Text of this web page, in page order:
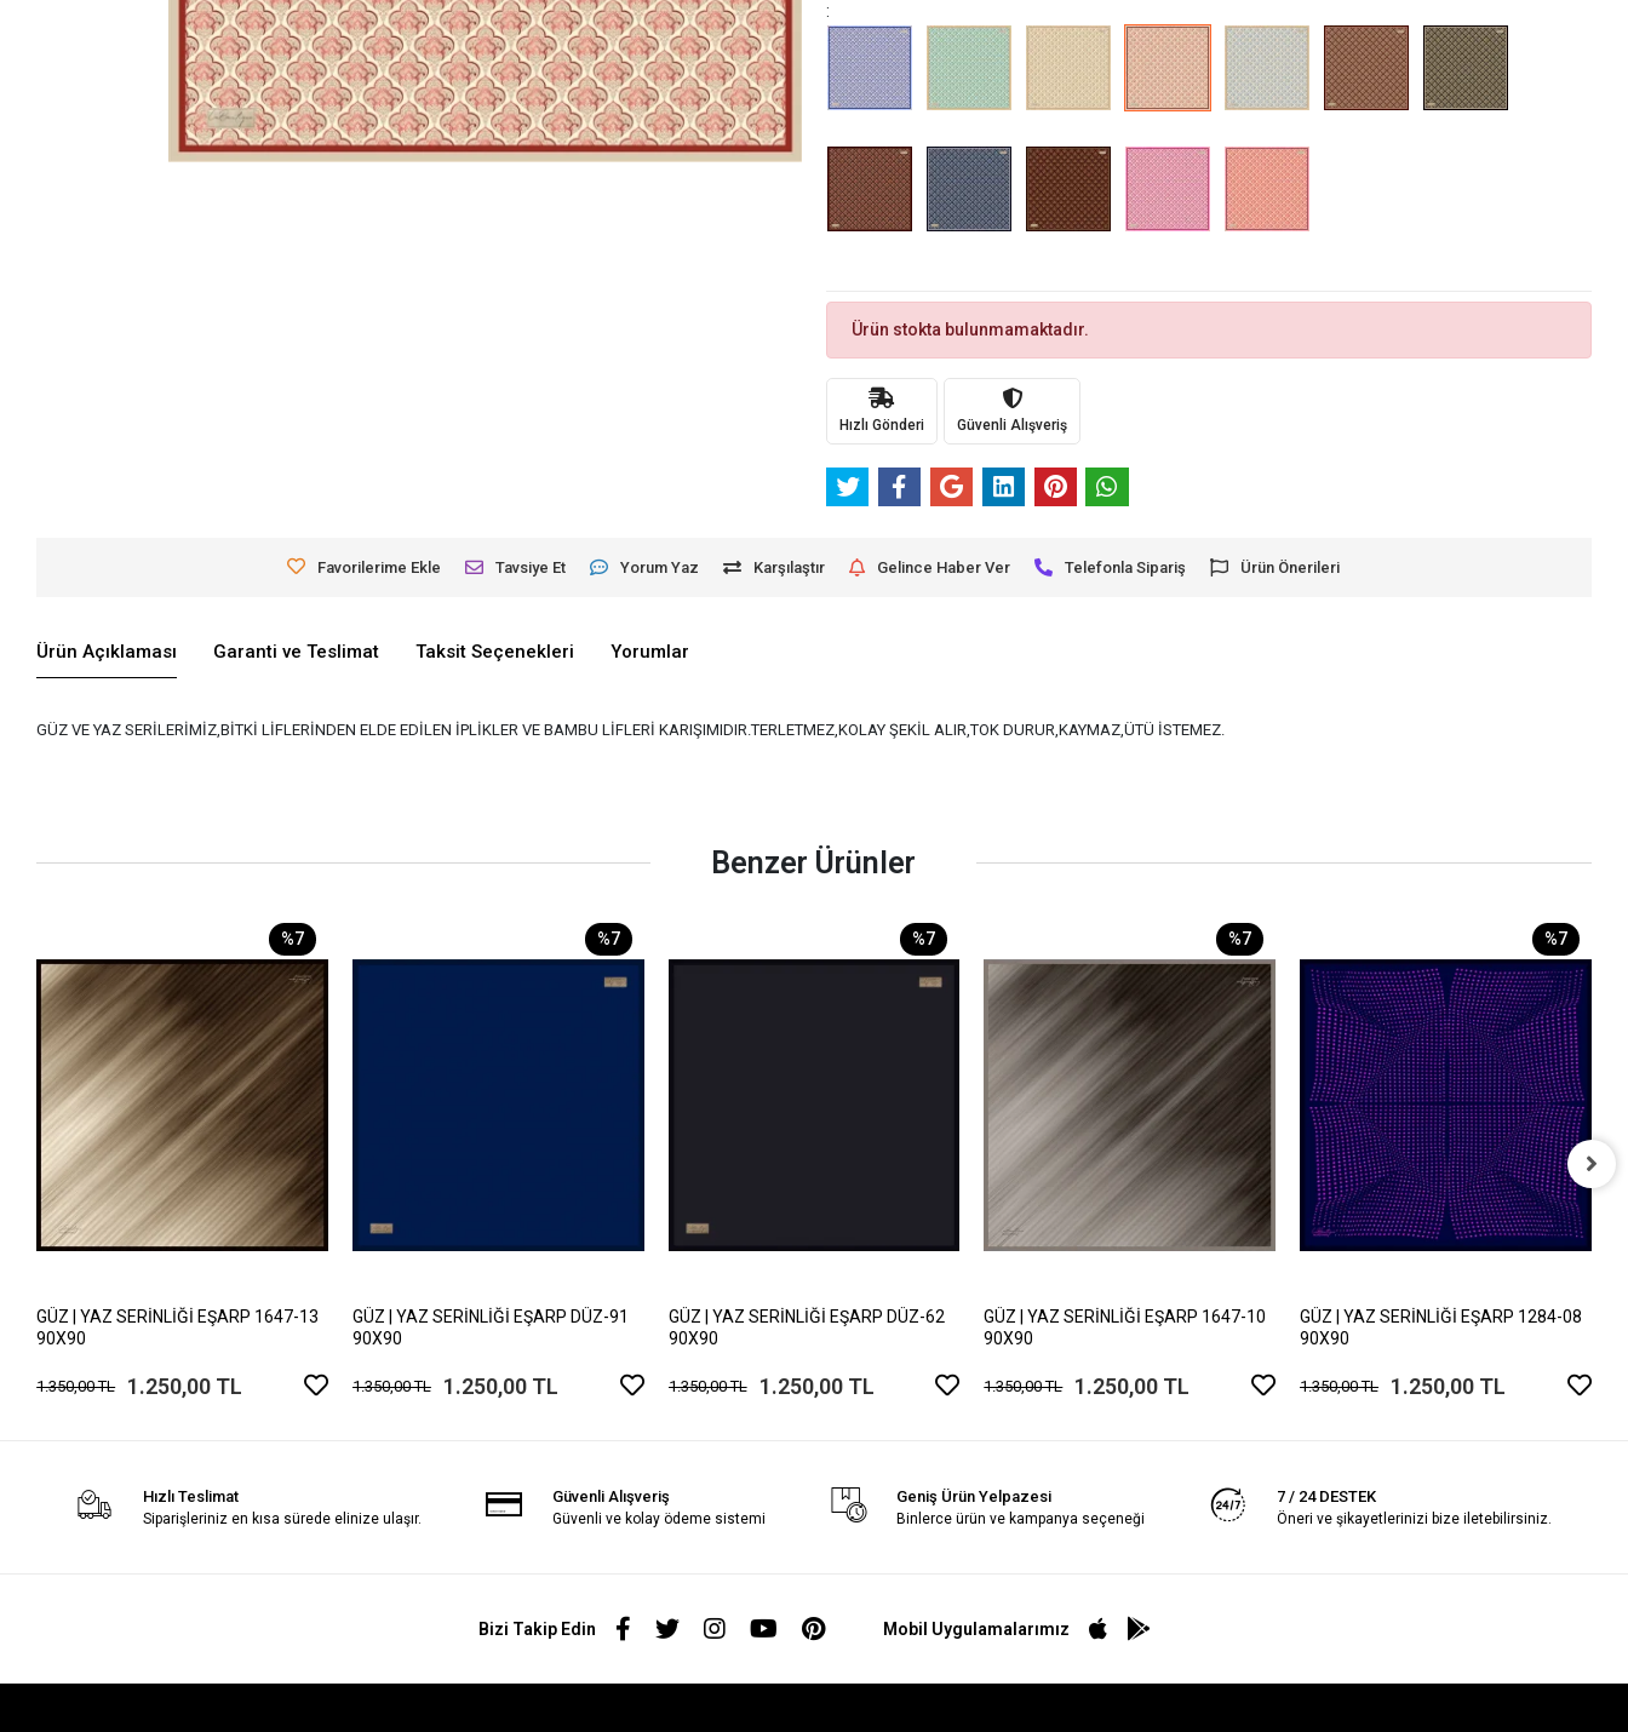
:
Ürün stokta bulunmamaktadır.
Hızlı Gönderi Güvenli Alışveriş
Favorilerime Ekle Tavsiye Et Yorum Yaz Karşılaştır Gelince Haber Ver Telefonla Sipariş Ürün Önerileri
Ürün Açıklaması Garanti ve Teslimat Taksit Seçenekleri Yorumlar
GÜZ VE YAZ SERİLERİMİZ,BİTKİ LİFLERİNDEN ELDE EDİLEN İPLİKLER VE BAMBU LİFLERİ KARIŞIMIDIR.TERLETMEZ,KOLAY ŞEKİL ALIR,TOK DURUR,KAYMAZ,ÜTÜ İSTEMEZ.
Benzer Ürünler
%7
GÜZ | YAZ SERİNLİĞİ EŞARP 1647-13
90X90
1.350,00 TL 1.250,00 TL
%7
GÜZ | YAZ SERİNLİĞİ EŞARP DÜZ-91
90X90
1.350,00 TL 1.250,00 TL
%7
GÜZ | YAZ SERİNLİĞİ EŞARP DÜZ-62
90X90
1.350,00 TL 1.250,00 TL
%7
GÜZ | YAZ SERİNLİĞİ EŞARP 1647-10
90X90
1.350,00 TL 1.250,00 TL
%7
GÜZ | YAZ SERİNLİĞİ EŞARP 1284-08
90X90
1.350,00 TL 1.250,00 TL
Hızlı Teslimat
Siparişleriniz en kısa sürede elinize ulaşır.
Güvenli Alışveriş
Güvenli ve kolay ödeme sistemi
Geniş Ürün Yelpazesi
Binlerce ürün ve kampanya seçeneği
7 / 24 DESTEK
Öneri ve şikayetlerinizi bize iletebilirsiniz.
Bizi Takip Edin Mobil Uygulamalarımız